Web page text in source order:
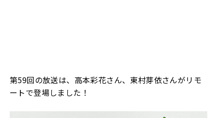
第59回の放送は、高本彩花さん、東村芽依さんがリモ
ートで登場しました！